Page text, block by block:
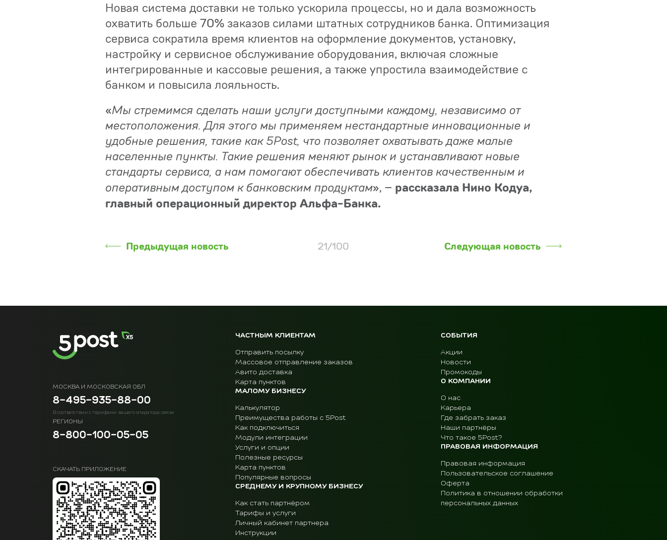
Новая система доставки не только ускорила процессы, но и дала возможность
охватить больше 70% заказов силами штатных сотрудников банка. Оптимизация
сервиса сократила время клиентов на оформление документов, установку,
настройку и сервисное обслуживание оборудования, включая сложные
интегрированные и кассовые решения, а также упростила взаимодействие с
банком и повысила лояльность.
«Мы стремимся сделать наши услуги доступными каждому, независимо от
местоположения. Для этого мы применяем нестандартные инновационные и
удобные решения, такие как 5Post, что позволяет охватывать даже малые
населенные пункты. Такие решения меняют рынок и устанавливают новые
стандарты сервиса, а нам помогают обеспечивать клиентов качественным и
оперативным доступом к банковским продуктам», – рассказала Нино Кодуа,
главный операционный директор Альфа-Банка.
Предыдущая новость 21/100 Следующая новость
МОСКВА И МОСКОВСКАЯ ОБЛ
8-495-935-88-00
В соответствии с тарифами вашего оператора связи
РЕГИОНЫ
8-800-100-05-05
СКАЧАТЬ ПРИЛОЖЕНИЕ
ЧАСТНЫМ КЛИЕНТАМ
Отправить посылку
Массовое отправление заказов
Авито доставка
Карта пунктов
МАЛОМУ БИЗНЕСУ
Калькулятор
Преимущества работы с 5Post
Как подключиться
Модули интеграции
Услуги и опции
Полезные ресурсы
Карта пунктов
Популярные вопросы
СРЕДНЕМУ И КРУПНОМУ БИЗНЕСУ
Как стать партнёром
Тарифы и услуги
Личный кабинет партнера
Инструкции
СОБЫТИЯ
Акции
Новости
Промокоды
О КОМПАНИИ
О нас
Карьера
Где забрать заказ
Наши партнёры
Что такое 5Post?
ПРАВОВАЯ ИНФОРМАЦИЯ
Правовая информация
Пользовательское соглашение
Оферта
Политика в отношении обработки
персональных данных